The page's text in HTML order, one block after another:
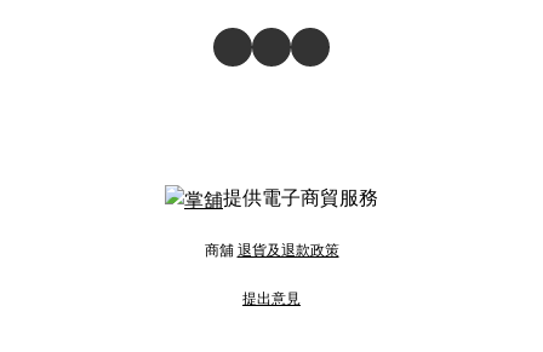
提供電子商貿服務
商舖 退貨及退款政策
提出意見